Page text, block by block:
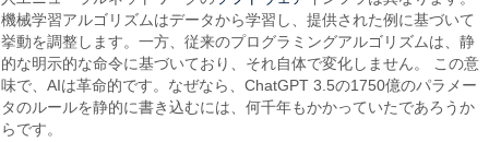
機械学習アルゴリズムはデータから学習し、提供された例に基づいて
挙動を調整します。一方、従来のプログラミングアルゴリズムは、静
的な明示的な命令に基づいており、それ自体で変化しません。 この意
味で、AIは革命的です。なぜなら、ChatGPT 3.5の1750億のパラメー
タのルールを静的に書き込むには、何千年もかかっていたであろうか
らです。